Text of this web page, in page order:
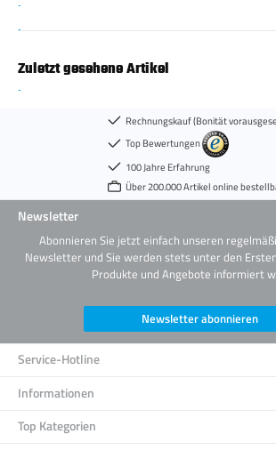
Zuletzt gesehene Artikel
Rechnungskauf (Bonität
Top Bewertungen
100 Jahre Erfahrung
Über 200.000 Artikel online
Newsletter
Abonnieren Sie jetzt einfach unseren
Newsletter und Sie werden stets unter den
Produkte und Angebote informiert
Newsletter abonnieren
Service-Hotline
Informationen
Top Kategorien